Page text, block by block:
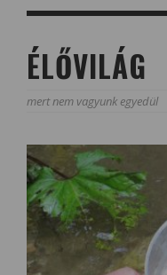
ÉLŐVILÁG
mert nem vagyunk egyedül